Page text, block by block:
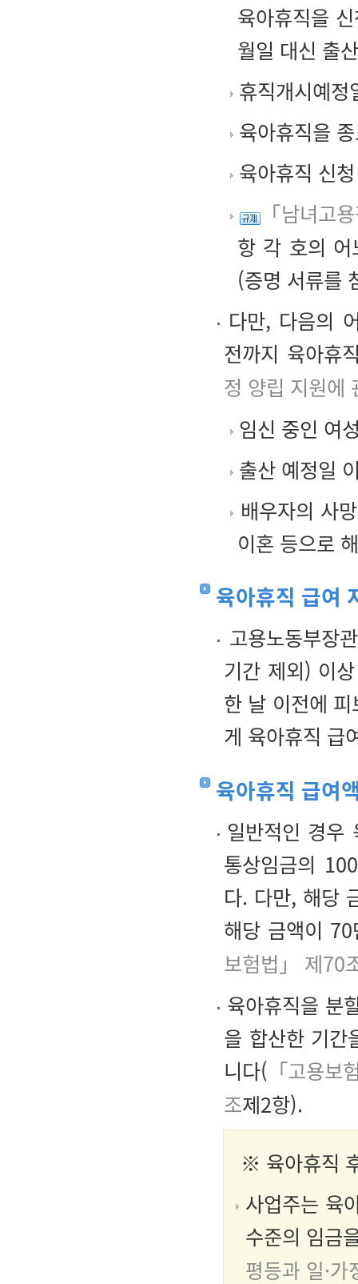
육아휴직을
월일 대신 출
휴직개시예정
육아휴직을
육아휴직 신
「남녀고
항 각 호의 어
(증명 서류를
다만, 다음의
전까지 육아휴
정 양립 지원에
임신 중인 여
출산 예정일
배우자의 사
이혼 등으로
육아휴직 급여
고용노동부장
기간 제외) 이
한 날 이전에
게 육아휴직 급
육아휴직 급여
일반적인 경우
통상임금의
다. 다만, 해당
해당 금액이
보험법」 제70
육아휴직을 분
을 합산한 기간
니다( 「고용
조제2항).
※ 육아휴직
사업주는 육
수준의 임금
평등과 일·